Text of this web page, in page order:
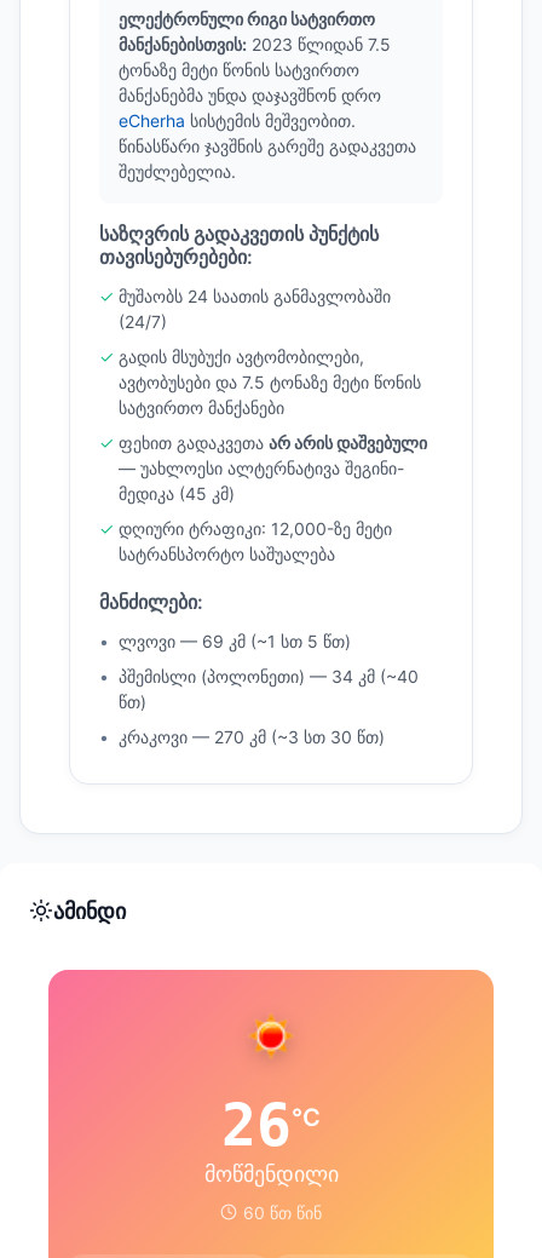
ელექტრონული რიგი სატვირთო
მანქანებისთვის: 2023 წლიდან 7.5
ტონაზე მეტი წონის სატვირთო
მანქანებმა უნდა დაჯავშნონ დრო
eCherha სისტემის მეშვეობით.
წინასწარი ჯავშნის გარეშე გადაკვეთა
შეუძლებელია.
საზღვრის გადაკვეთის პუნქტის
თავისებურებები:
მუშაობს 24 საათის განმავლობაში
(24/7)
გადის მსუბუქი ავტომობილები,
ავტობუსები და 7.5 ტონაზე მეტი წონის
სატვირთო მანქანები
ფეხით გადაკვეთა არ არის დაშვებული
— უახლოესი ალტერნატივა შეგინი-
მედიკა (45 კმ)
დღიური ტრაფიკი: 12,000-ზე მეტი
სატრანსპორტო საშუალება
მანძილები:
ლვოვი — 69 კმ (~1 სთ 5 წთ)
პშემისლი (პოლონეთი) — 34 კმ (~40
წთ)
კრაკოვი — 270 კმ (~3 სთ 30 წთ)
ამინდი
26°C
მოწმენდილი
60 წთ წინ